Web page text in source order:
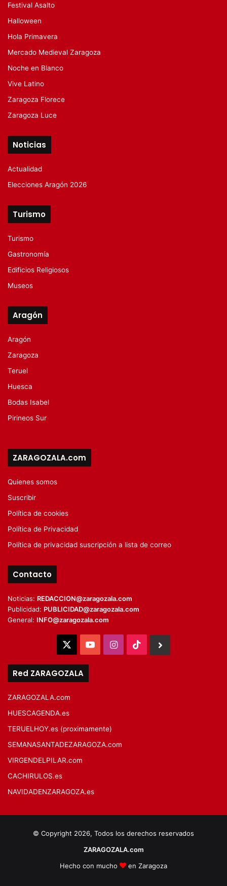
Festival Asalto
Halloween
Hola Primavera
Mercado Medieval Zaragoza
Noche en Blanco
Vive Latino
Zaragoza Florece
Zaragoza Luce
Noticias
Actualidad
Elecciones Aragón 2026
Turismo
Turismo
Gastronomía
Edificios Religiosos
Museos
Aragón
Aragón
Zaragoza
Teruel
Huesca
Bodas Isabel
Pirineos Sur
ZARAGOZALA.com
Quienes somos
Suscribir
Política de cookies
Política de Privacidad
Política de privacidad suscripción a lista de correo
Contacto
Noticias: REDACCION@zaragozala.com
Publicidad: PUBLICIDAD@zaragozala.com
General: INFO@zaragozala.com
YouTubeInstagram
TikTok
Red ZARAGOZALA
ZARAGOZALA.com
HUESCAGENDA.es
TERUELHOY.es (proximamente)
SEMANASANTADEZARAGOZA.com
VIRGENDELPILAR.com
CACHIRULOS.es
NAVIDADENZARAGOZA.es
© Copyright 2026, Todos los derechos reservados
ZARAGOZALA.com
Hecho con mucho
en Zaragoza